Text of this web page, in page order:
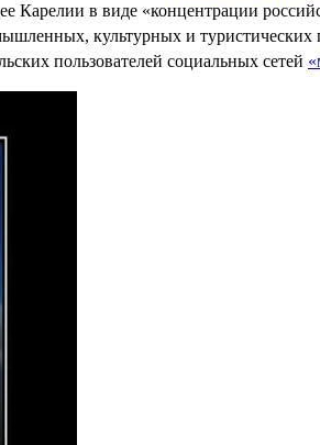
в виде «концентрации
культурных и
пользователей социальных сетей